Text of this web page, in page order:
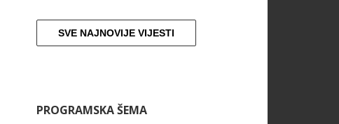
SVE NAJNOVIJE VIJESTI
PROGRAMSKA ŠEMA